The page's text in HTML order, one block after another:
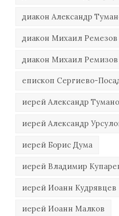
диакон Александр
диакон Михаил Ремезов
диакон Михаил Ремизов
епископ Сергиево-
иерей Александр
иерей Александр
иерей Борис Дума
иерей Владимир
иерей Иоанн Кудрявцев
иерей Иоанн Малков